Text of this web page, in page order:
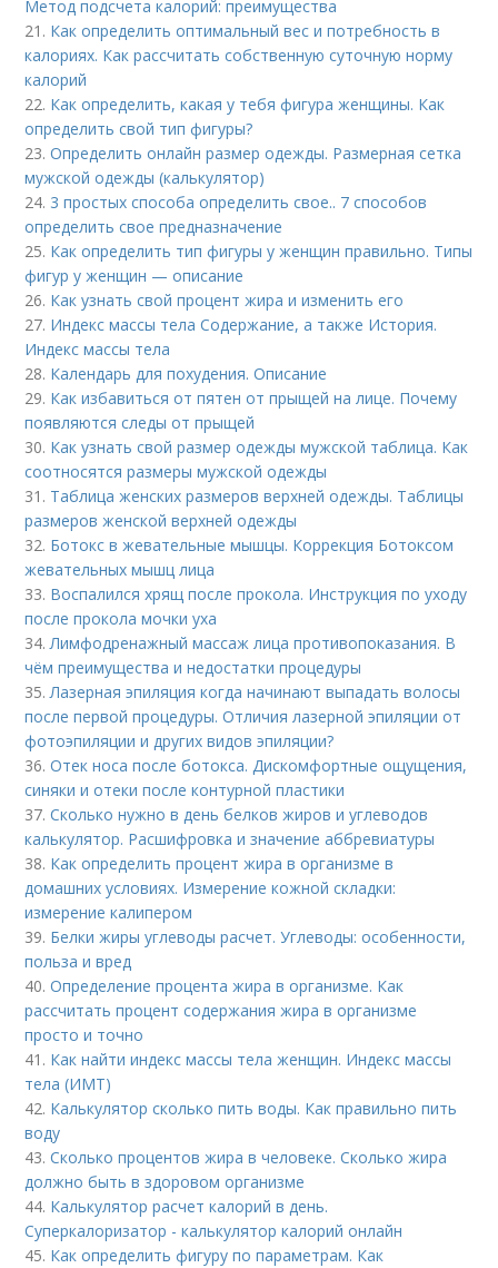
Метод подсчета калорий: преимущества
21. Как определить оптимальный вес и потребность в
калориях. Как рассчитать собственную суточную норму
калорий
22. Как определить, какая у тебя фигура женщины. Как
определить свой тип фигуры?
23.Определить онлайн размер одежды. Размерная сетка
мужской одежды (калькулятор)
24. 3 простых способа определить свое.. 7 способов
определить свое предназначение
25. Как определить тип фигуры у женщин правильно. Типы
фигур у женщин — описание
26. Как узнать свой процент жира и изменить его
27. Индекс массы тела Содержание, а также История.
Индекс массы тела
28. Календарь для похудения. Описание
29. Как избавиться от пятен от прыщей на лице. Почему
появляются следы от прыщей
30. Как узнать свой размер одежды мужской таблица. Как
соотносятся размеры мужской одежды
31. Таблица женских размеров верхней одежды. Таблицы
размеров женской верхней одежды
32. Ботокс в жевательные мышцы. Коррекция Ботоксом
жевательных мышц лица
33. Воспалился хрящ после прокола. Инструкция по уходу
после прокола мочки уха
34.Лимфодренажный массаж лица противопоказания. В
чём преимущества и недостатки процедуры
35.Лазерная эпиляция когда начинают выпадать волосы
после первой процедуры. Отличия лазерной эпиляции от
фотоэпиляции и других видов эпиляции?
36.Отек носа после ботокса. Дискомфортные ощущения,
синяки и отеки после контурной пластики
37.Сколько нужно в день белков жиров и углеводов
калькулятор. Расшифровка и значение аббревиатуры
38. Как определить процент жира в организме в
домашних условиях. Измерение кожной складки:
измерение калипером
39. Белки жиры углеводы расчет. Углеводы: особенности,
польза и вред
40.Определение процента жира в организме. Как
рассчитать процент содержания жира в организме
просто и точно
41. Как найти индекс массы тела женщин. Индекс массы
тела (ИМТ)
42. Калькулятор сколько пить воды. Как правильно пить
воду
43.Сколько процентов жира в человеке. Сколько жира
должно быть в здоровом организме
44. Калькулятор расчет калорий в день.
Суперкалоризатор - калькулятор калорий онлайн
45. Как определить фигуру по параметрам. Как